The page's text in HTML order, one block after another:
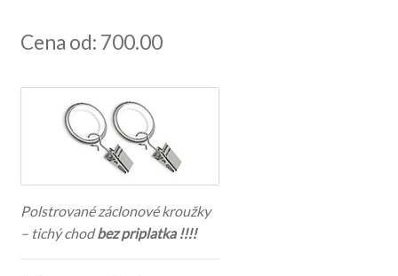
Cena od: 700.00
Polstrované záclonové kroužky
– tichý chodbez priplatka !!!!